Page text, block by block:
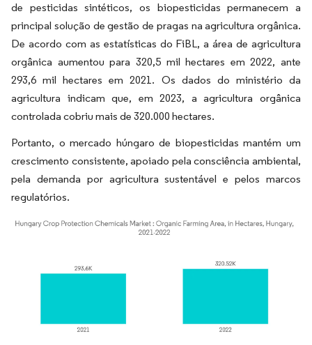
de pesticidas sintéticos, os biopesticidas permanecem a
principal solução de gestão de pragas na agricultura orgânica.
De acordo com as estatísticas do FiBL, a área de agricultura
orgânica aumentou para 320,5 mil hectares em 2022, ante
293,6 mil hectares em 2021. Os dados do ministério da
agricultura indicam que, em 2023, a agricultura orgânica
controlada cobriu mais de 320.000 hectares.
Portanto, o mercado húngaro de biopesticidas mantém um
crescimento consistente, apoiado pela consciência ambiental,
pela demanda por agricultura sustentável e pelos marcos
regulatórios.